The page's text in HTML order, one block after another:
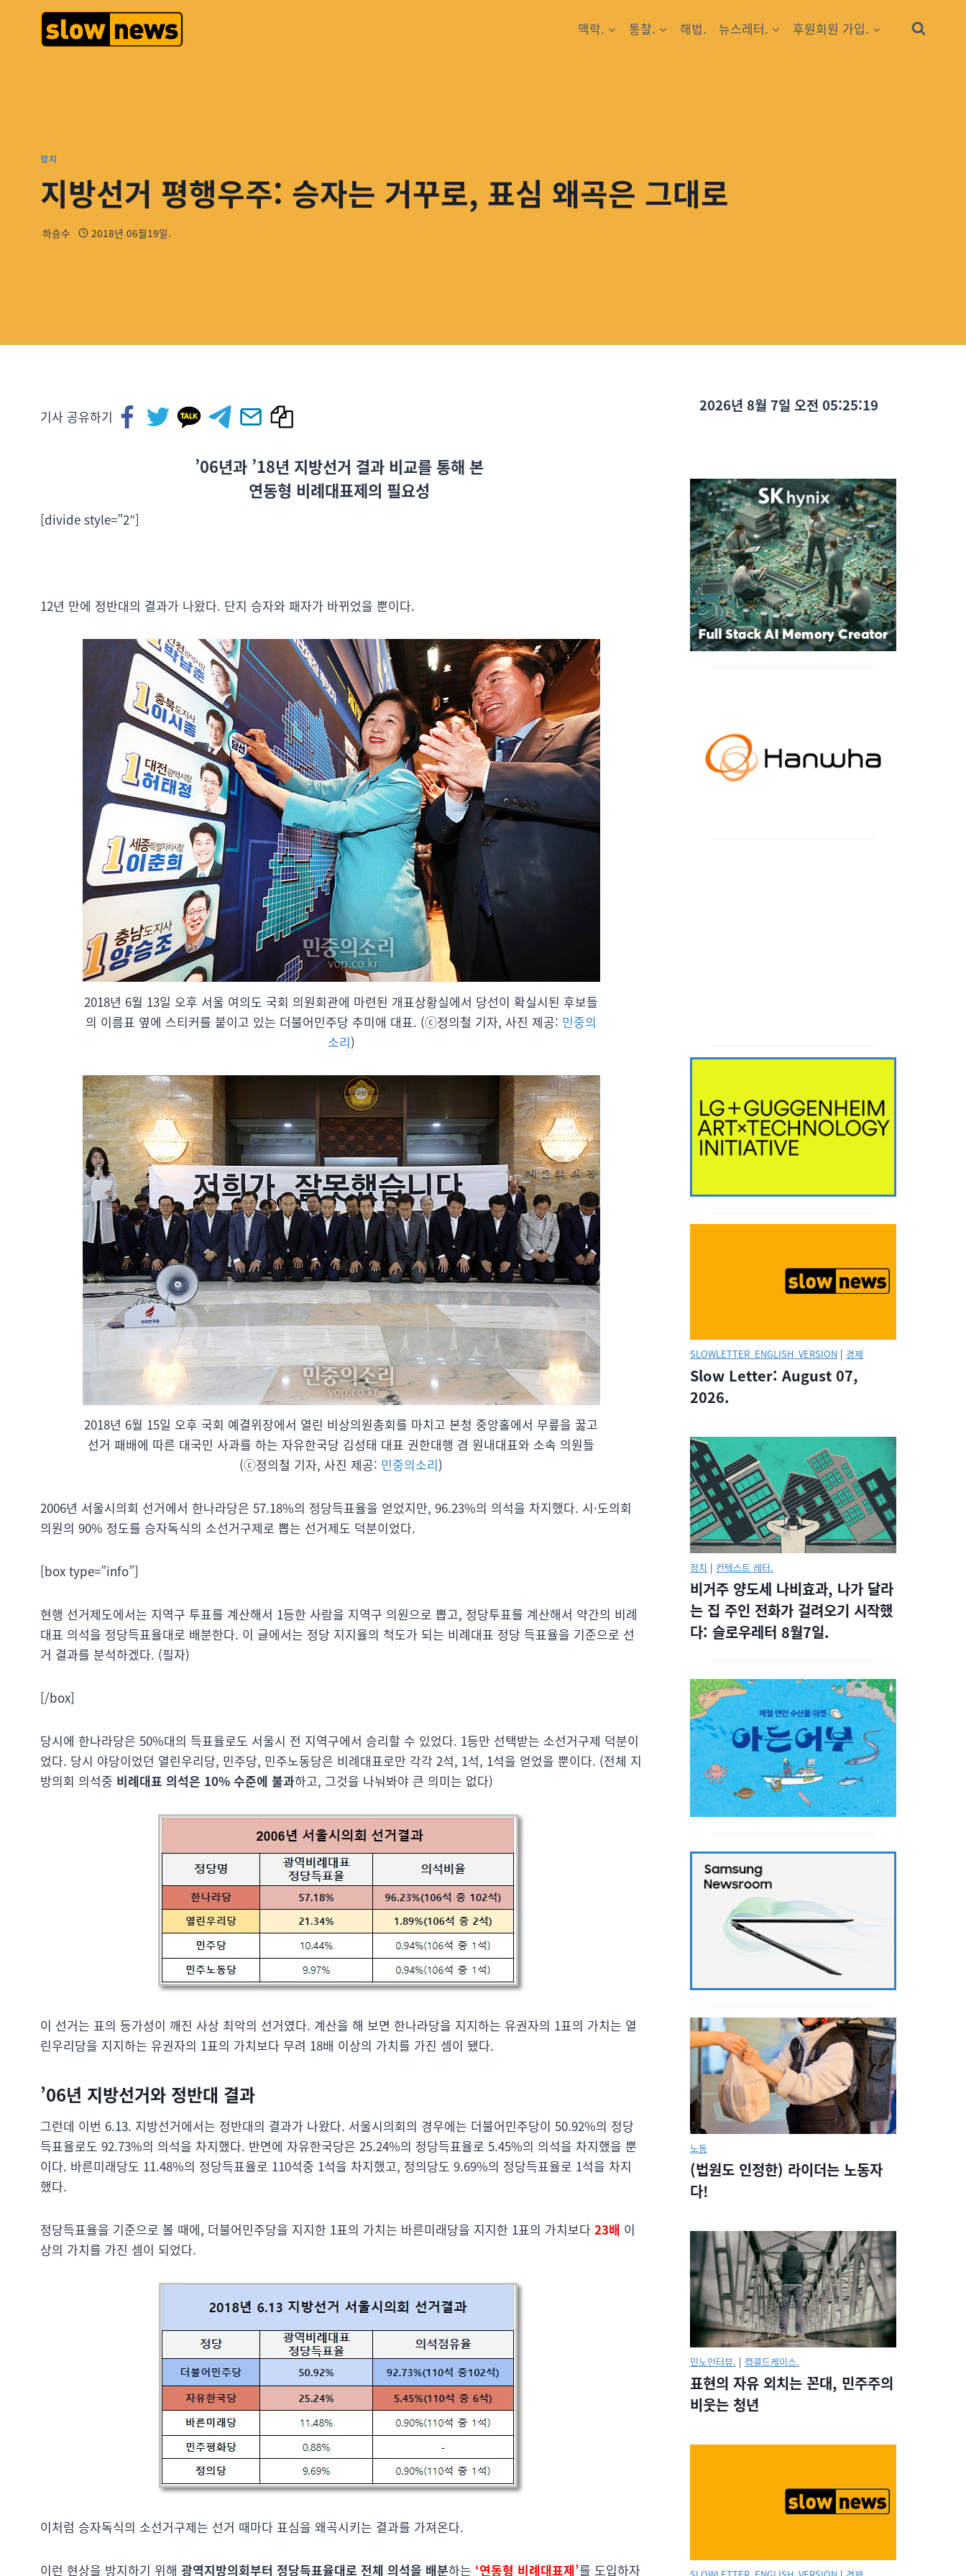
맥락. 통찰. 해법. 뉴스레터. 후원회원 가입.
정치
지방선거 평행우주: 승자는 거꾸로, 표심 왜곡은 그대로
하승수 2018년 06월19일.
기사 공유하기
’06년과 ’18년 지방선거 결과 비교를 통해 본
연동형 비례대표제의 필요성
[divide style=”2″]
12년 만에 정반대의 결과가 나왔다. 단지 승자와 패자가 바뀌었을 뿐이다.
2018년 6월 13일 오후 서울 여의도 국회 의원회관에 마련된 개표상황실에서 당선이 확실시된 후보들
의 이름표 옆에 스티커를 붙이고 있는 더불어민주당 추미애 대표. (ⓒ정의철 기자, 사진 제공: 민중의
소리)
2018년 6월 15일 오후 국회 예결위장에서 열린 비상의원총회를 마치고 본청 중앙홀에서 무릎을 꿇고
선거 패배에 따른 대국민 사과를 하는 자유한국당 김성태 대표 권한대행 겸 원내대표와 소속 의원들
(ⓒ정의철 기자, 사진 제공: 민중의소리)
2006년 서울시의회 선거에서 한나라당은 57.18%의 정당득표율을 얻었지만, 96.23%의 의석을 차지했다. 시·도의회
의원의 90% 정도를 승자독식의 소선거구제로 뽑는 선거제도 덕분이었다.
[box type=”info”]
현행 선거제도에서는 지역구 투표를 계산해서 1등한 사람을 지역구 의원으로 뽑고, 정당투표를 계산해서 약간의 비례
대표 의석을 정당득표율대로 배분한다. 이 글에서는 정당 지지율의 척도가 되는 비례대표 정당 득표율을 기준으로 선
거 결과를 분석하겠다. (필자)
[/box]
당시에 한나라당은 50%대의 득표율로도 서울시 전 지역구에서 승리할 수 있었다. 1등만 선택받는 소선거구제 덕분이
었다. 당시 야당이었던 열린우리당, 민주당, 민주노동당은 비례대표로만 각각 2석, 1석, 1석을 얻었을 뿐이다. (전체 지
방의회 의석중 비례대표 의석은 10% 수준에 불과하고, 그것을 나눠봐야 큰 의미는 없다)
이 선거는 표의 등가성이 깨진 사상 최악의 선거였다. 계산을 해 보면 한나라당을 지지하는 유권자의 1표의 가치는 열
린우리당을 지지하는 유권자의 1표의 가치보다 무려 18배 이상의 가치를 가진 셈이 됐다.
’06년 지방선거와 정반대 결과
그런데 이번 6.13. 지방선거에서는 정반대의 결과가 나왔다. 서울시의회의 경우에는 더불어민주당이 50.92%의 정당
득표율로도 92.73%의 의석을 차지했다. 반면에 자유한국당은 25.24%의 정당득표율로 5.45%의 의석을 차지했을 뿐
이다. 바른미래당도 11.48%의 정당득표율로 110석중 1석을 차지했고, 정의당도 9.69%의 정당득표율로 1석을 차지
했다.
정당득표율을 기준으로 볼 때에, 더불어민주당을 지지한 1표의 가치는 바른미래당을 지지한 1표의 가치보다 23배 이
상의 가치를 가진 셈이 되었다.
이처럼 승자독식의 소선거구제는 선거 때마다 표심을 왜곡시키는 결과를 가져온다.
이런 현상을 방지하기 위해 광역지방의회부터 정당득표율대로 전체 의석을 배분하는 ‘연동형 비례대표제’를 도입하자
2026년 8월 7일 오전 05:25:21
SLOWLETTER_ENGLISH_VERSION | 경제
Slow Letter: August 07,
2026.
정치 | 컨텍스트 레터.
비거주 양도세 나비효과, 나가 달라
는 집 주인 전화가 걸려오기 시작했
다: 슬로우레터 8월7일.
노동
(법원도 인정한) 라이더는 노동자
다!
민노인터뷰. | 캡콜드케이스.
표현의 자유 외치는 꼰대, 민주주의
비웃는 청년